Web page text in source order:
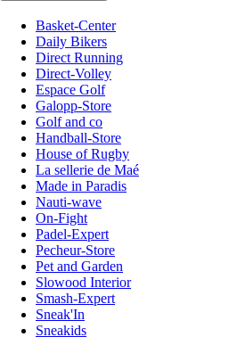
Basket-Center
Daily Bikers
Direct Running
Direct-Volley
Espace Golf
Galopp-Store
Golf and co
Handball-Store
House of Rugby
La sellerie de Maé
Made in Paradis
Nauti-wave
On-Fight
Padel-Expert
Pecheur-Store
Pet and Garden
Slowood Interior
Smash-Expert
Sneak'In
Sneakids